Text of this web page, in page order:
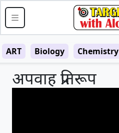
ART Biology Chemistry
अपवाह प्रतिरूप